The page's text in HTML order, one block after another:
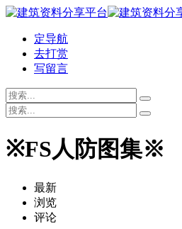
定导航
去打赏
写留言
※FS人防图集※
最新
浏览
评论